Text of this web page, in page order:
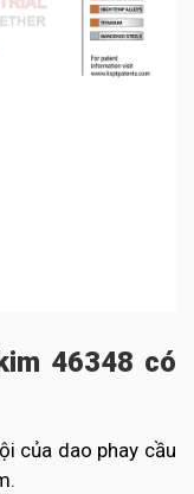
46348 có
của dao phay cầu